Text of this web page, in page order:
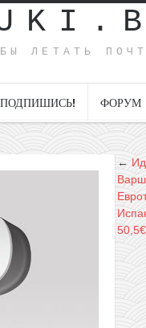
ЛЕТАТЬ
ПОДПИШИСЬ! ФОРУМ
←